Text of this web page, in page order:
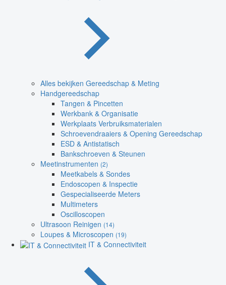
Alles bekijken Gereedschap & Meting
Handgereedschap
Tangen & Pincetten
Werkbank & Organisatie
Werkplaats Verbruiksmaterialen
Schroevendraaiers & Opening Gereedschap
ESD & Antistatisch
Bankschroeven & Steunen
Meetinstrumenten (2)
Meetkabels & Sondes
Endoscopen & Inspectie
Gespecialiseerde Meters
Multimeters
Oscilloscopen
Ultrasoon Reinigen (14)
Loupes & Microscopen (19)
IT & Connectiviteit